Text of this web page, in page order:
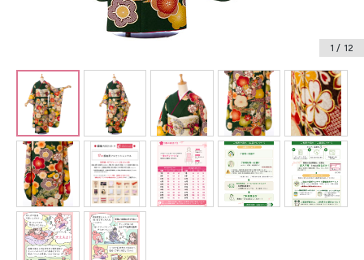
訪問着・付下げレンタル
ジュニア着物レンタル
ジュニア洋装レンタル
ベビー洋装レンタル
紋付袴レンタル
留袖レンタル
1 / 12